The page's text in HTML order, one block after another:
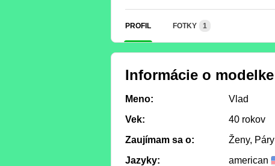
PROFIL FOTKY 1
Informácie o modelke
Meno:
Vlad
Vek:
40 rokov
Zaujímam sa o:
Ženy, Páry
Jazyky:
american